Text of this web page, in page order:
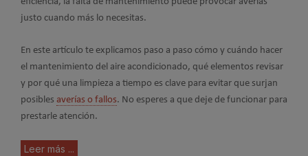
justo cuando más lo necesitas.
En este artículo te explicamos paso a paso cómo y cuándo hacer
el mantenimiento del aire acondicionado, qué elementos revisar
y por qué una limpieza a tiempo es clave para evitar que surjan
posibles averías o fallos. No esperes a que deje de funcionar para
prestarle atención.
Leer más ...